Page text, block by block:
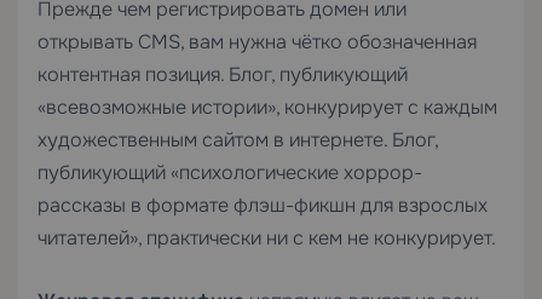
Прежде чем регистрировать домен или
открывать CMS, вам нужна чётко обозначенная
контентная позиция. Блог, публикующий
«всевозможные истории», конкурирует с каждым
художественным сайтом в интернете. Блог,
публикующий «психологические хоррор-
рассказы в формате флэш-фикшн для взрослых
читателей», практически ни с кем не конкурирует.